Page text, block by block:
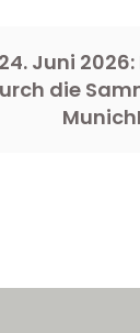
24. Juni
die